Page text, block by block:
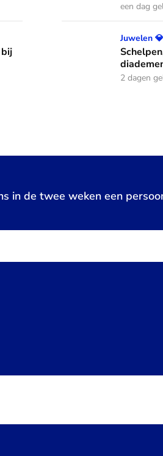
Games
een dag
Schelpen, parels en
Juwelen 💎
2 dagen
in de twee weken een